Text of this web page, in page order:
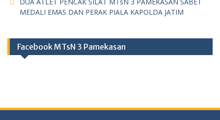
MEDALI EMAS DAN PERAK PIALA KAPOLDA JATIM
Facebook MTsN 3 Pamekasan